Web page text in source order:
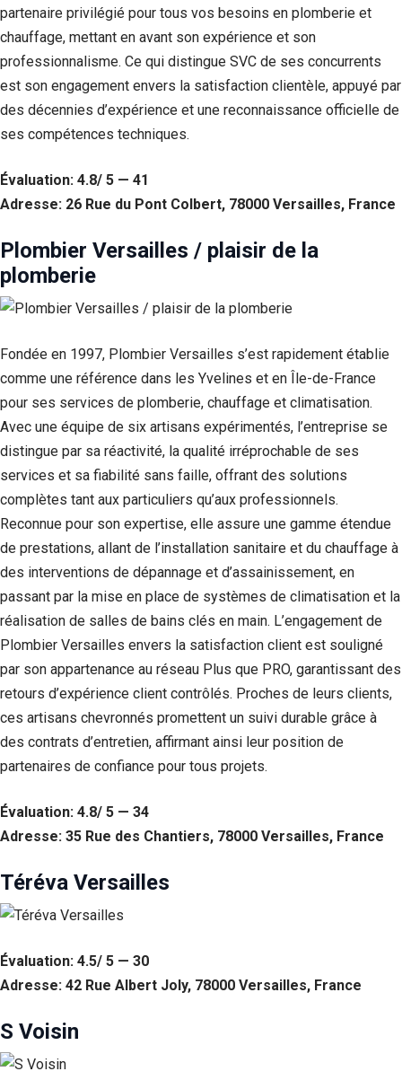
partenaire privilégié pour tous vos besoins en plomberie et
chauffage, mettant en avant son expérience et son
professionnalisme. Ce qui distingue SVC de ses concurrents
est son engagement envers la satisfaction clientèle, appuyé par
des décennies d’expérience et une reconnaissance officielle de
ses compétences techniques.
Évaluation: 4.8/ 5 — 41
Adresse: 26 Rue du Pont Colbert, 78000 Versailles, France
Plombier Versailles / plaisir de la
plomberie
Fondée en 1997, Plombier Versailles s’est rapidement établie
comme une référence dans les Yvelines et en Île-de-France
pour ses services de plomberie, chauffage et climatisation.
Avec une équipe de six artisans expérimentés, l’entreprise se
distingue par sa réactivité, la qualité irréprochable de ses
services et sa fiabilité sans faille, offrant des solutions
complètes tant aux particuliers qu’aux professionnels.
Reconnue pour son expertise, elle assure une gamme étendue
de prestations, allant de l’installation sanitaire et du chauffage à
des interventions de dépannage et d’assainissement, en
passant par la mise en place de systèmes de climatisation et la
réalisation de salles de bains clés en main. L’engagement de
Plombier Versailles envers la satisfaction client est souligné
par son appartenance au réseau Plus que PRO, garantissant des
retours d’expérience client contrôlés. Proches de leurs clients,
ces artisans chevronnés promettent un suivi durable grâce à
des contrats d’entretien, affirmant ainsi leur position de
partenaires de confiance pour tous projets.
Évaluation: 4.8/ 5 — 34
Adresse: 35 Rue des Chantiers, 78000 Versailles, France
Téréva Versailles
Évaluation: 4.5/ 5 — 30
Adresse: 42 Rue Albert Joly, 78000 Versailles, France
S Voisin